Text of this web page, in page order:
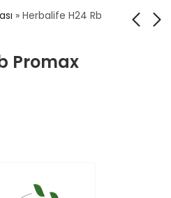
» Herbalife H24 Rb
PromaxHerbalife H24
Herbalife H24